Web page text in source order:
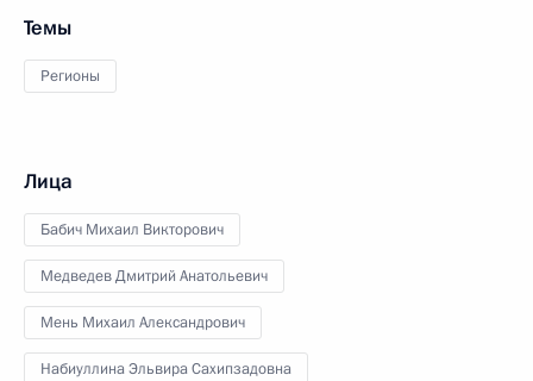
Темы
Регионы
Лица
Бабич Михаил Викторович
Медведев Дмитрий Анатольевич
Мень Михаил Александрович
Набиуллина Эльвира Сахипзадовна